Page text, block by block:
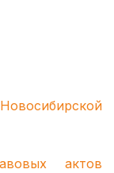
актов